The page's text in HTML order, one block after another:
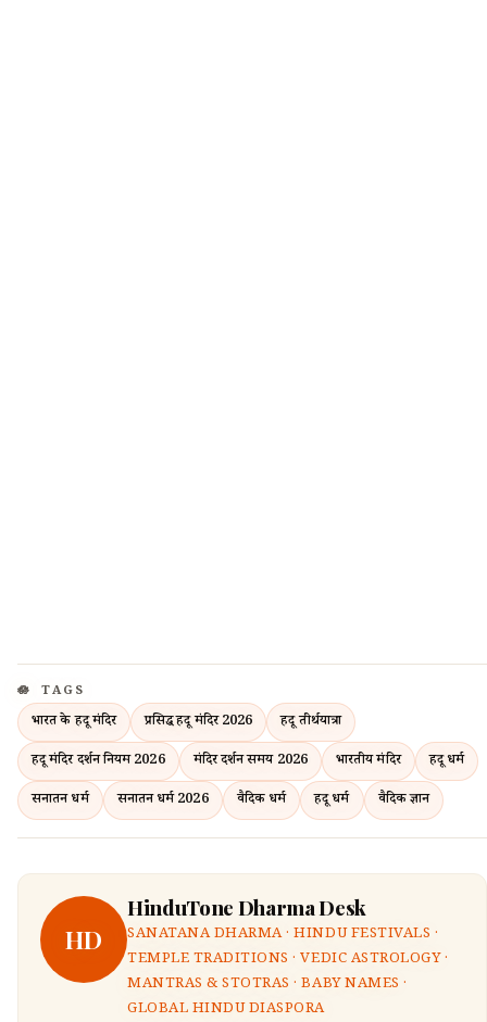
TAGS
भारत के हिंदू मंदिर प्रसिद्ध हिंदू मंदिर 2026
हिंदू तीर्थयात्रा
हिंदू मंदिर दर्शन नियम 2026
मंदिर दर्शन समय 2026 भारतीय मंदिर
हिंदू धर्म
सनातन धर्म
सनातन धर्म 2026 वैदिक धर्म हिंदू धर्म वैदिक ज्ञान
HD
HinduTone Dharma Desk
SANATANA DHARMA · HINDU FESTIVALS ·
TEMPLE TRADITIONS · VEDIC ASTROLOGY ·
MANTRAS & STOTRAS · BABY NAMES ·
GLOBAL HINDU DIASPORA